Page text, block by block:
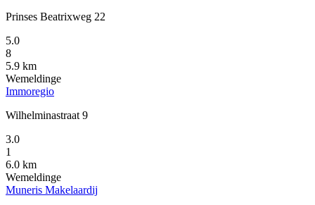
Prinses Beatrixweg 22
5.0
8
5.9 km
Wemeldinge
Immoregio
Wilhelminastraat 9
3.0
1
6.0 km
Wemeldinge
Muneris Makelaardij